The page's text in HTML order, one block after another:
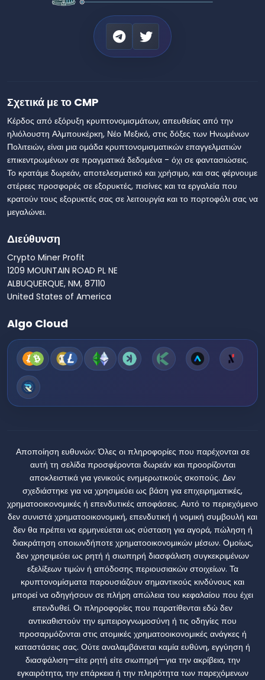
Σχετικά με το CMP
Κέρδος από εξόρυξη κρυπτονομισμάτων, απευθείας από την
ηλιόλουστη Αλμπουκέρκη, Νέο Μεξικό, στις δόξες των Ηνωμένων
Πολιτειών, είναι μια ομάδα κρυπτονομισματικών επαγγελματιών
επικεντρωμένων σε πραγματικά δεδομένα - όχι σε φαντασιώσεις.
Το κρατάμε δωρεάν, αποτελεσματικό και χρήσιμο, και σας φέρνουμε
στέρεες προσφορές σε εξορυκτές, πισίνες και τα εργαλεία που
κρατούν τους εξορυκτές σας σε λειτουργία και το πορτοφόλι σας να
μεγαλώνει.
Διεύθυνση
Crypto Miner Profit
1209 MOUNTAIN ROAD PL NE
ALBUQUERQUE, NM, 87110
United States of America
Algo Cloud
Αποποίηση ευθυνών: Όλες οι πληροφορίες που παρέχονται σε
αυτή τη σελίδα προσφέρονται δωρεάν και προορίζονται
αποκλειστικά για γενικούς ενημερωτικούς σκοπούς. Δεν
σχεδιάστηκε για να χρησιμεύει ως βάση για επιχειρηματικές,
χρηματοοικονομικές ή επενδυτικές αποφάσεις. Αυτό το περιεχόμενο
δεν συνιστά χρηματοοικονομική, επενδυτική ή νομική συμβουλή και
δεν θα πρέπει να ερμηνεύεται ως σύσταση για αγορά, πώληση ή
διακράτηση οποιωνδήποτε χρηματοοικονομικών μέσων. Ομοίως,
δεν χρησιμεύει ως ρητή ή σιωπηρή διασφάλιση συγκεκριμένων
εξελίξεων τιμών ή απόδοσης περιουσιακών στοιχείων. Τα
κρυπτονομίσματα παρουσιάζουν σημαντικούς κινδύνους και
μπορεί να οδηγήσουν σε πλήρη απώλεια του κεφαλαίου που έχει
επενδυθεί. Οι πληροφορίες που παρατίθενται εδώ δεν
αντικαθιστούν την εμπειρογνωμοσύνη ή τις οδηγίες που
προσαρμόζονται στις ατομικές χρηματοοικονομικές ανάγκες ή
καταστάσεις σας. Ούτε αναλαμβάνεται καμία ευθύνη, εγγύηση ή
διασφάλιση—είτε ρητή είτε σιωπηρή—για την ακρίβεια, την
εγκαιρότητα, την επάρκεια ή την πληρότητα των παρεχόμενων